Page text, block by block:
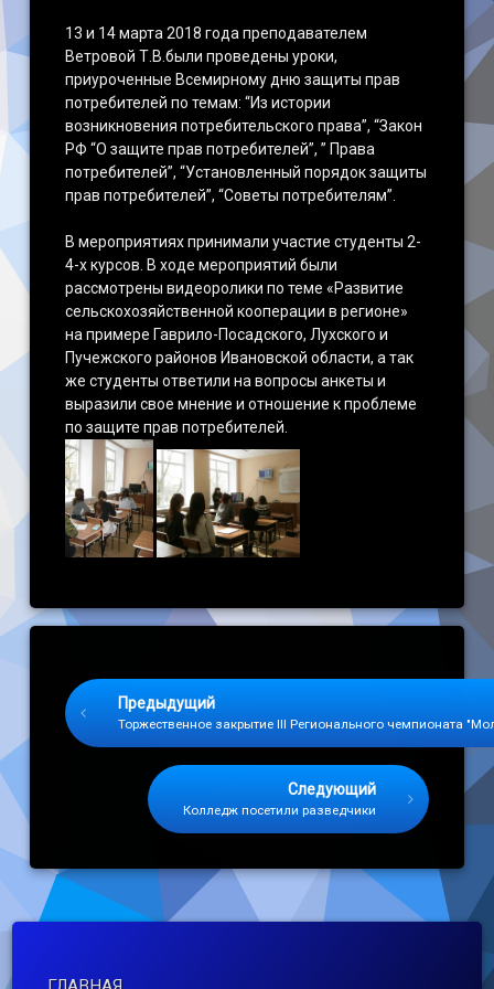
Наши достижения
13 и 14 марта 2018 года преподавателем
Ветровой Т.В.были проведены уроки,
приуроченные Всемирному дню защиты прав
потребителей по темам: “Из истории
возникновения потребительского права”, “Закон
РФ “О защите прав потребителей”, ” Права
потребителей”, “Установленный порядок защиты
прав потребителей”, “Советы потребителям”.
В мероприятиях принимали участие студенты 2-
4-х курсов. В ходе мероприятий были
рассмотрены видеоролики по теме «Развитие
сельскохозяйственной кооперации в регионе»
на примере Гаврило-Посадского, Лухского и
Пучежского районов Ивановской области, а так
же студенты ответили на вопросы анкеты и
выразили свое мнение и отношение к проблеме
по защите прав потребителей.
Предыдущий
Торжественное закрытие III Регионального чемпионата
Следующий
Колледж посетили разведчики